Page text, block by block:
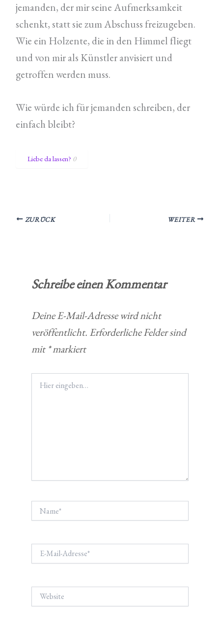
jemanden, der mir seine Aufmerksamkeit
schenkt, statt sie zum Abschuss freizugeben.
Wie ein Holzente, die in den Himmel fliegt
und von mir als Künstler anvisiert und
getroffen werden muss.
Wie würde ich für jemanden schreiben, der
einfach bleibt?
Liebe da lassen? 0
ZURÜCK WEITER
Schreibe einen Kommentar
Deine E-Mail-Adresse wird nicht
veröffentlicht. Erforderliche Felder sind
mit*markiert
eingeben…
Mail-